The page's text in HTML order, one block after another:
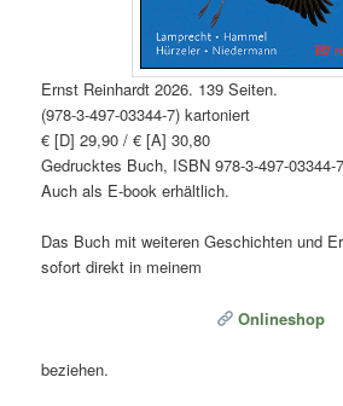
Ernst Reinhardt 2026. 139 Seiten.
(978-3-497-03344-7) kartoniert
€ [D] 29,90 / € [A] 30,80
Gedrucktes Buch, ISBN 978-3-497-03344-7
Auch als E-book erhältlich.
Das Buch mit weiteren Geschichten und
sofort direkt in meinem
Onlineshop
beziehen.